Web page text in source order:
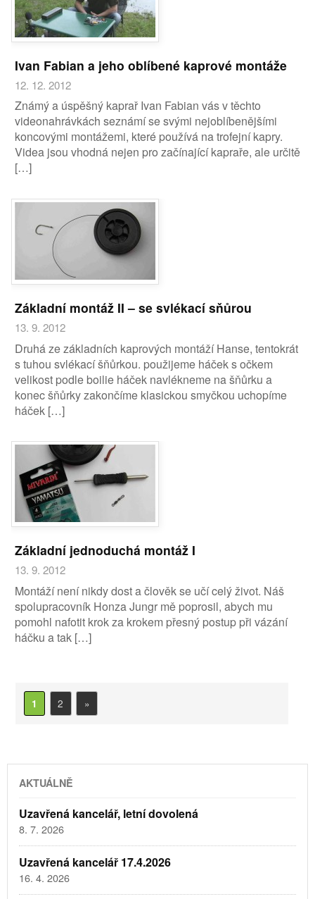
Ivan Fabian a jeho oblíbené kaprové montáže
12. 12. 2012
Známý a úspěšný kaprař Ivan Fabian vás v těchto
videonahrávkách seznámí se svými nejoblíbenějšími
koncovými montážemi, které používá na trofejní kapry.
Videa jsou vhodná nejen pro začínající kapraře, ale určitě
[…]
Základní montáž II – se svlékací sňůrou
13. 9. 2012
Druhá ze základních kaprových montáží Hanse, tentokrát
s tuhou svlékací šňůrkou. použijeme háček s očkem
velikost podle boilie háček navlékneme na šňůrku a
konec šňůrky zakončíme klasickou smyčkou uchopíme
háček […]
Základní jednoduchá montáž I
13. 9. 2012
Montáží není nikdy dost a člověk se učí celý život. Náš
spolupracovník Honza Jungr mě poprosil, abych mu
pomohl nafotit krok za krokem přesný postup při vázání
háčku a tak […]
1 2 »
AKTUÁLNĚ
Uzavřená kancelář, letní dovolená
8. 7. 2026
Uzavřená kancelář 17.4.2026
16. 4. 2026